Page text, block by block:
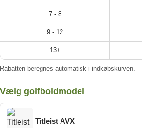
7 - 8
9 - 12
13+
Rabatten beregnes automatisk i indkøbskurven.
Vælg golfboldmodel
Titleist AVX